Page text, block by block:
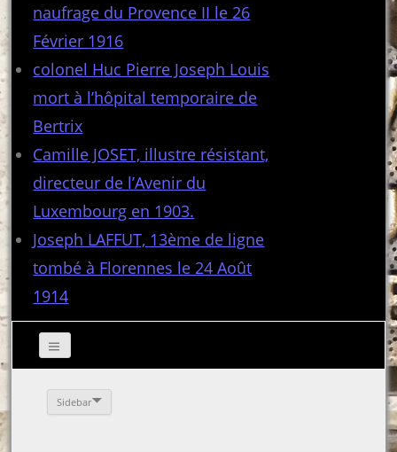
naufrage du Provence II le 26
Février 1916
colonel Huc Pierre Joseph Louis
mort à l’hôpital temporaire de
Bertrix
Camille JOSET, illustre résistant,
directeur de l’Avenir du
Luxembourg en 1903.
Joseph LAFFUT, 13ème de ligne
tombé à Florennes le 24 Août
1914
Sidebar